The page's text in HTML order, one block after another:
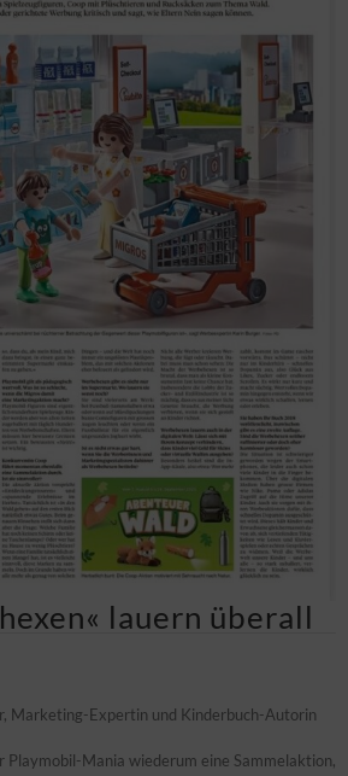
lauern überall
Marketing-Expertin und Kinderbuch-Autorin
Mania wiederum eine Sammelaktion,